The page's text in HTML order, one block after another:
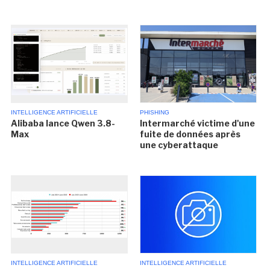
INTELLIGENCE ARTIFICIELLE
Alibaba lance Qwen 3.8-
Max
PHISHING
Intermarché victime d'une
fuite de données après
une cyberattaque
INTELLIGENCE ARTIFICIELLE INTELLIGENCE ARTIFICIELLE